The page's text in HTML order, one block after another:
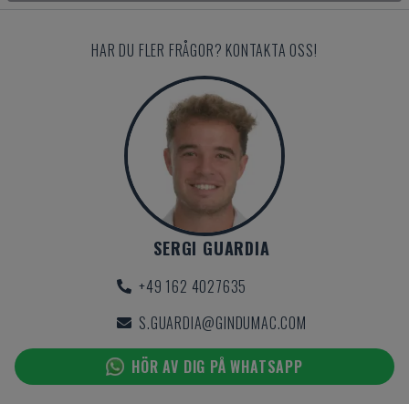
HAR DU FLER FRÅGOR? KONTAKTA OSS!
SERGI GUARDIA
+49 162 4027635
S.GUARDIA@GINDUMAC.COM
HÖR AV DIG PÅ WHATSAPP